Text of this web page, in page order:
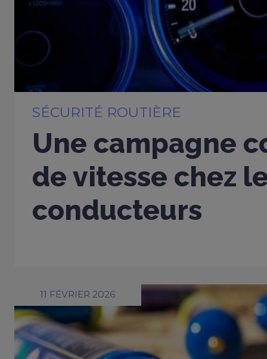
SÉCURITÉ ROUTIÈRE
Une campagne
de vitesse chez
conducteurs
11 FÉVRIER 2026